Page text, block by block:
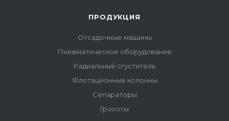
ПРОДУКЦИЯ
Отсадочные машины
Пневматическое оборудование
Радиальный сгуститель
Флотационные колонны
Сепараторы
Грохоты